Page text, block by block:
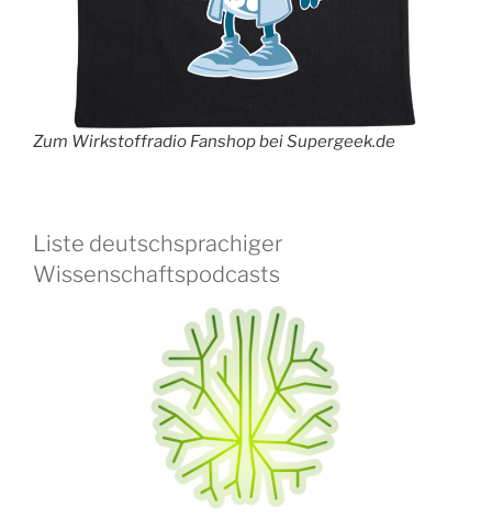
Zum Wirkstoffradio Fanshop bei Supergeek.de
Liste deutschsprachiger
Wissenschaftspodcasts